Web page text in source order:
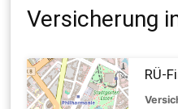
Versicherung
RÜ-